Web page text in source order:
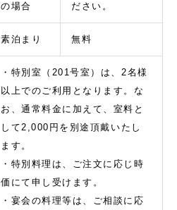
の場合
ださい。
素泊まり 無料
・特別室（201号室）は、2名様
以上でのご利用となります。な
お、通常料金に加えて、室料と
して2,000円を別途頂戴いたし
ます。
・特別料理は、ご注文に応じ時
価にて申し受けます。
・宴会の料理等は、ご相談に応